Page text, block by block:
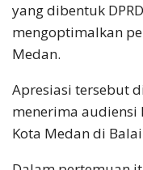
yang dibentuk
mengoptimalkan
Medan.
Apresiasi tersebut
menerima audiensi
Kota Medan di